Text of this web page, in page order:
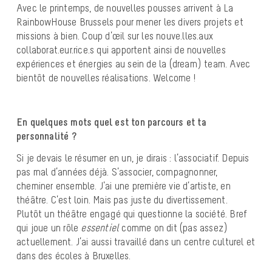
Avec le printemps, de nouvelles pousses arrivent à La
RainbowHouse Brussels pour mener les divers projets et
missions à bien. Coup d’œil sur les nouve.lles.aux
collaborat.eur.rice.s qui apportent ainsi de nouvelles
expériences et énergies au sein de la (dream) team. Avec
bientôt de nouvelles réalisations. Welcome !
En quelques mots quel est ton parcours et ta
personnalité ?
Si je devais le résumer en un, je dirais : l’associatif. Depuis
pas mal d’années déjà. S’associer, compagnonner,
cheminer ensemble. J’ai une première vie d’artiste, en
théâtre. C’est loin. Mais pas juste du divertissement.
Plutôt un théâtre engagé qui questionne la société. Bref
qui joue un rôle essentielcomme on dit (pas assez)
actuellement. J’ai aussi travaillé dans un centre culturel et
dans des écoles à Bruxelles.